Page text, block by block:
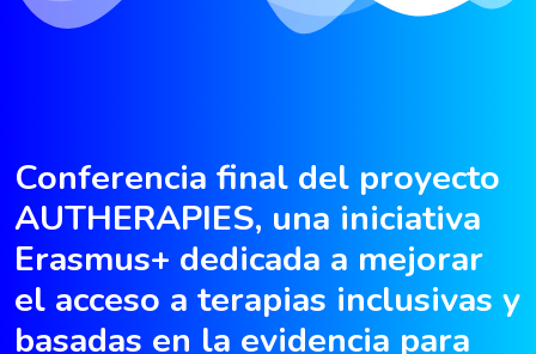
Conferencia final del proyecto
AUTHERAPIES, una iniciativa
Erasmus+ dedicada a mejorar
el acceso a terapias inclusivas y
basadas en la evidencia para